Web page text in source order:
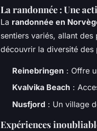
La randonnée : Une
La randonnée en
sentiers variés, allant
découvrir la diversité des
Reinebringen : Offre
Kvalvika Beach :
Nusfjord : Un village
Expériences